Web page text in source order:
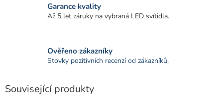
Garance kvality
Až 5 let záruky na vybraná LED svítidla.
Ověřeno zákazníky
Stovky pozitivních recenzí od zákazníků.
Související produkty